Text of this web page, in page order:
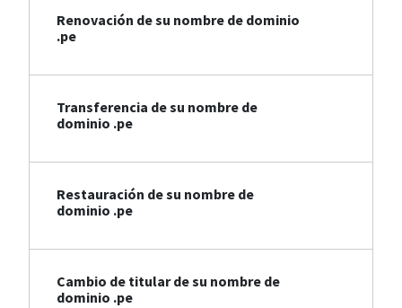
Renovación de su nombre de dominio
.pe
Transferencia de su nombre de
dominio .pe
Restauración de su nombre de
dominio .pe
Cambio de titular de su nombre de
dominio .pe